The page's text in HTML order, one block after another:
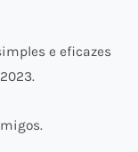
e eficazes